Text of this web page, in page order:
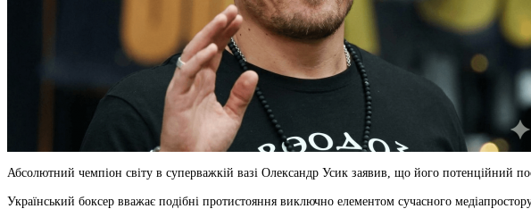
Абсолютний чемпіон світу в суперважкій вазі Олександр Усик заявив, що його потенційний
Український боксер вважає подібні протистояння виключно елементом сучасного